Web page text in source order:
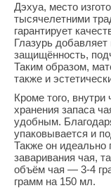
Дэхуа, место
тысячелетними
гарантирует
Глазурь
защищённость,
Таким образом,
также и
Кроме того,
хранения запаса
удобным.
упаковывается и
Также он идеально
заваривания чая,
объём чая — 3-4
грамм на 150 мл.